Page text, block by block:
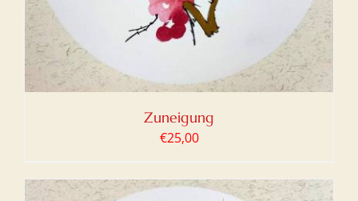
Zuneigung
€25,00